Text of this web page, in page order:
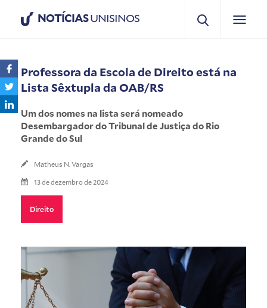
NOTÍCIASUNISINOS
Professora da Escola de Direito está na
Lista Sêxtupla da OAB/RS
Um dos nomes na lista será nomeado
Desembargador do Tribunal de Justiça do Rio
Grande do Sul
Matheus N. Vargas
13 de dezembro de 2024
Direito